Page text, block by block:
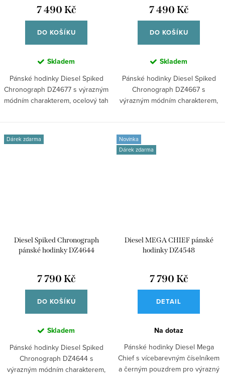
7 490 Kč
DO KOŠÍKU
Skladem
Pánské hodinky Diesel Spiked
Chronograph DZ4677 s výrazným
módním charakterem, ocelový tah
7 490 Kč
DO KOŠÍKU
Skladem
Pánské hodinky Diesel Spiked
Chronograph DZ4667 s
výrazným módním charakterem,
Dárek zdarma
Diesel Spiked Chronograph
pánské hodinky DZ4644
7 790 Kč
DO KOŠÍKU
Skladem
Pánské hodinky Diesel Spiked
Chronograph DZ4644 s
výrazným módním charakterem,
Novinka
Dárek zdarma
Diesel MEGA CHIEF pánské
hodinky DZ4548
7 790 Kč
DETAIL
Na dotaz
Pánské hodinky Diesel Mega
Chief s vícebarevným číselníkem
a černým pouzdrem pro výrazný